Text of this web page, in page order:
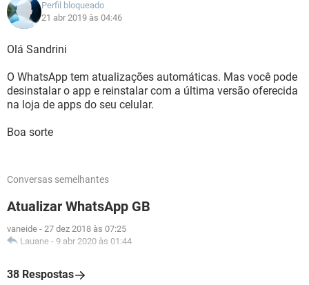
Perfil bloqueado
21 abr 2019 às 04:46
Olá Sandrini
O WhatsApp tem atualizações automáticas. Mas você pode
desinstalar o app e reinstalar com a última versão oferecida
na loja de apps do seu celular.
Boa sorte
Conversas semelhantes
Atualizar WhatsApp GB
vaneide - 27 dez 2018 às 07:25
Lauane - 9 abr 2020 às 01:44
38 Respostas